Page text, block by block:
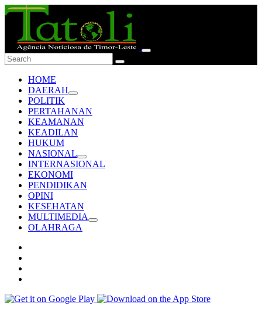
HOME
DAERAH
POLITIK
PERTAHANAN
KEAMANAN
KEADILAN
HUKUM
NASIONAL
INTERNASIONAL
EKONOMI
PENDIDIKAN
OPINI
KESEHATAN
MULTIMEDIA
OLAHRAGA